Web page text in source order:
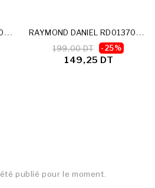
R
AYMOND DANIEL RD013700F-C R
AYMOND DANIEL RD013700F-D
199,00 DT -25%
149,25 DT
publié pour le moment.